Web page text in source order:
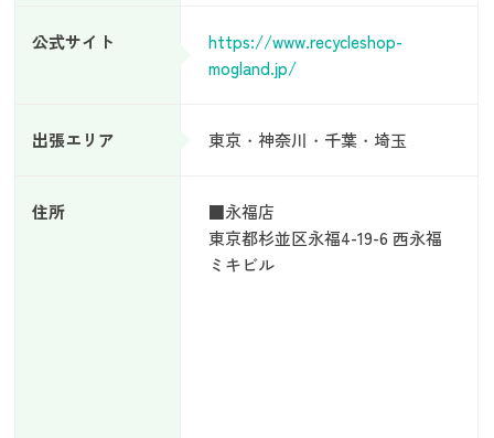
公式サイト
https://www.recycleshop-
mogland.jp/
出張エリア 東京・神奈川・千葉・埼玉
住所
■永福店
東京都杉並区永福4-19-6 西永福
ミキビル